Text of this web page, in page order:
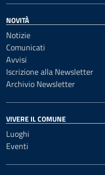
NOVITÀ
Notizie
Comunicati
Avvisi
Iscrizione alla Newsletter
Archivio Newsletter
VIVERE IL COMUNE
Luoghi
Eventi